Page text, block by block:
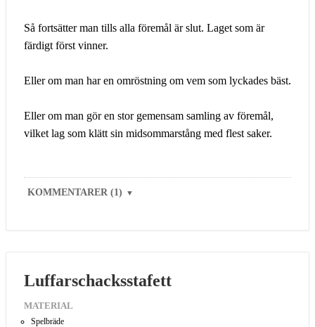
Så fortsätter man tills alla föremål är slut. Laget som är
färdigt först vinner.
Eller om man har en omröstning om vem som lyckades bäst.
Eller om man gör en stor gemensam samling av föremål,
vilket lag som klätt sin midsommarstång med flest saker.
KOMMENTARER (1) ▼
Luffarschacksstafett
MATERIAL
Spelbräde